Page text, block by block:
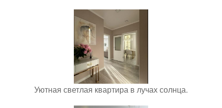
Уютная светлая квартира в лучах солнца.